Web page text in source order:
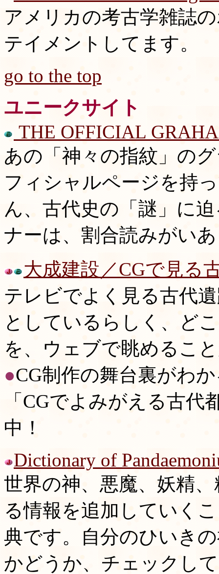
アメリカの考古学雑誌
テイメントしてます。
go to the top
ユニークサイト
THE OFFICIAL
あの「神々の指紋」の
フィシャルページを持
ん、古代史の「謎」に
ナーは、割合読みがい
大成建設／CGで見る
テレビでよく見る古代
としているらしく、ど
を、ウェブで眺めるこ
●CG制作の舞台裏がわ
「CGでよみがえる古代
中！
Dictionary of
世界の神、悪魔、妖精
る情報を追加していく
典です。自分のひいき
かどうか、チェックし